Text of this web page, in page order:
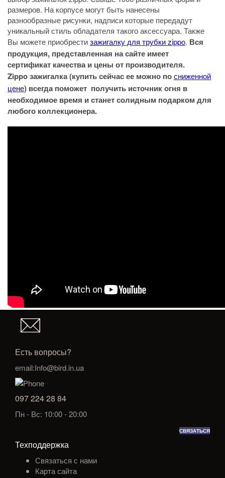
размеров. На корпусе могут быть нанесены
разнообразные рисунки, надписи которые передадут
уникальный стиль обладателя такого аксессуара. Также
Вы можете приобрестизажигалку для трубки zippo. Вся
продукция, представленная на сайте имеет
сертификат качества и цены от производителя.
Zippo зажигалка (купить сейчас ее можно посниженной
цене) всегда поможет получить источник огня в
необходимое время и станет солидным подарком для
любого коллекционера.
Есть вопросы?
email:Info@bird.in.ua
097 224 28 84
Пн - Вс: 10:00 - 20:00
СВЯЗАТЬСЯ
Техподдержка
Связаться с нами
Карта сайта